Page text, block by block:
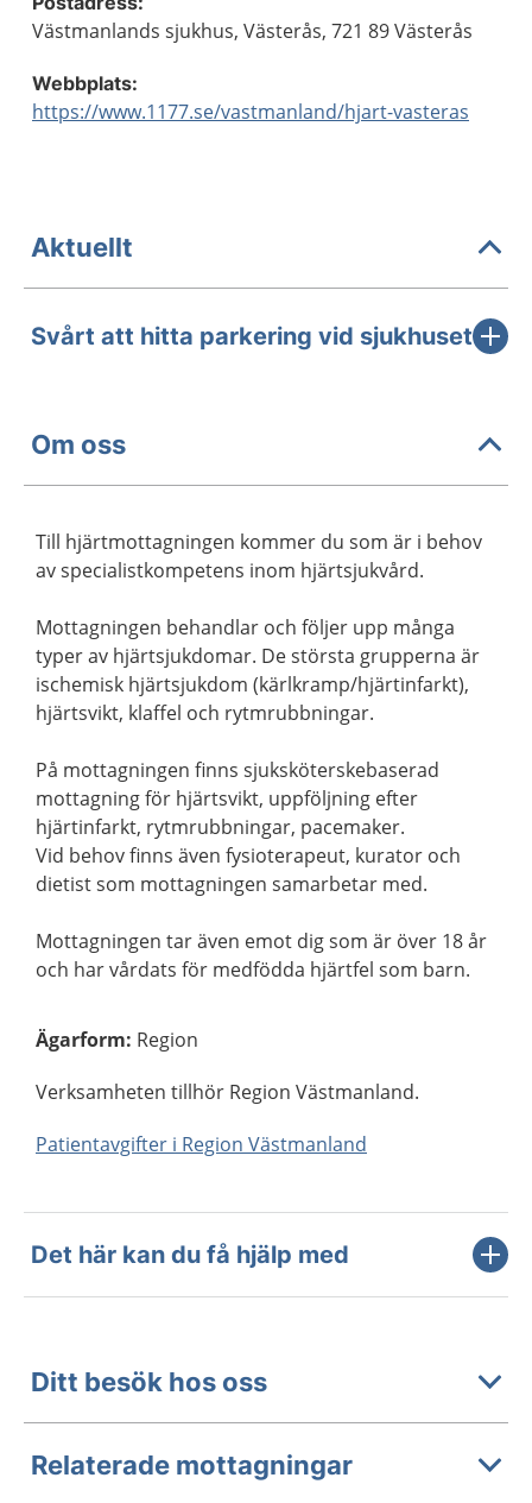
Västmanlands sjukhus, Västerås, 721 89 Västerås
Webbplats:
https://www.1177.se/vastmanland/hjart-vasteras
Aktuellt
Svårt att hitta parkering vid sjukhuset
Om oss
Till hjärtmottagningen kommer du som är i behov
av specialistkompetens inom hjärtsjukvård.
Mottagningen behandlar och följer upp många
typer av hjärtsjukdomar. De största grupperna är
ischemisk hjärtsjukdom (kärlkramp/hjärtinfarkt),
hjärtsvikt, klaffel och rytmrubbningar.
På mottagningen finns sjuksköterskebaserad
mottagning för hjärtsvikt, uppföljning efter
hjärtinfarkt, rytmrubbningar, pacemaker.
Vid behov finns även fysioterapeut, kurator och
dietist som mottagningen samarbetar med.
Mottagningen tar även emot dig som är över 18 år
och har vårdats för medfödda hjärtfel som barn.
Ägarform: Region
Verksamheten tillhör Region Västmanland.
Patientavgifter i Region Västmanland
Det här kan du få hjälp med
Ditt besök hos oss
Relaterade mottagningar